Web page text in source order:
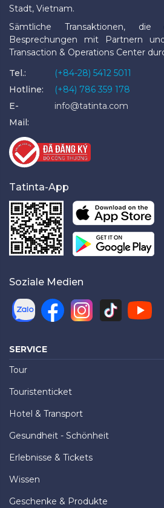
Stadt, Vietnam.
Sämtliche Transaktionen,
Besprechungen mit Partnern
Transaction & Operations Center
Tel.:
(+84-28) 5412 5011
Hotline:
(+84) 786 359 178
E-
Mail:
info@tatinta.com
Tatinta-App
Soziale Medien
SERVICE
Tour
Touristenticket
Hotel & Transport
Gesundheit - Schönheit
Erlebnisse & Tickets
Wissen
Geschenke & Produkte